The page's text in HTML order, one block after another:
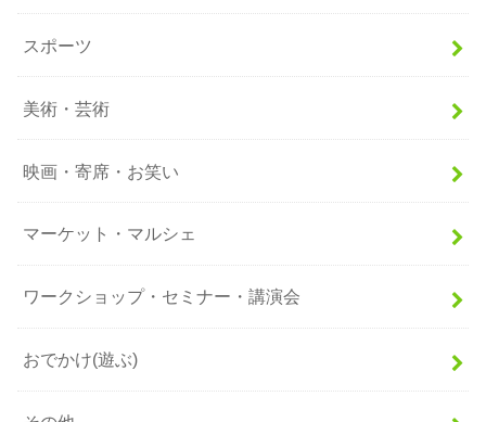
スポーツ
美術・芸術
映画・寄席・お笑い
マーケット・マルシェ
ワークショップ・セミナー・講演会
おでかけ(遊ぶ)